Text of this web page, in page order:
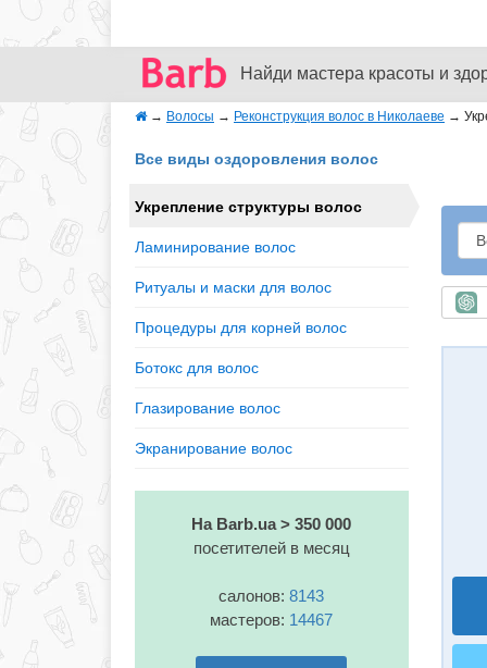
Найди мастера красоты и
→ Волосы → Реконструкция волос в Николаеве →
Все виды оздоровления волос
Укрепление структуры волос
Ламинирование волос
Ритуалы и маски для волос
Процедуры для корней волос
Ботокс для волос
Глазирование волос
Экранирование волос
На Barb.ua > 350 000
посетителей в месяц
салонов:8143
мастеров: 14467